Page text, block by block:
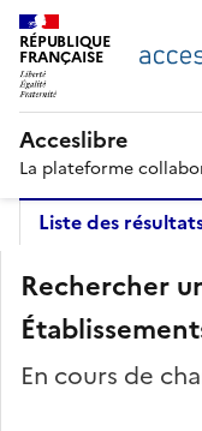
RÉPUBLIQUE
FRANÇAISE
Acceslibre
La plateforme
Liste des
Rechercher
En cours de